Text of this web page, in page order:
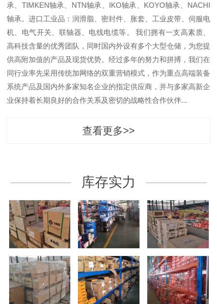
承、TIMKEN轴承、NTN轴承、IKO轴承、KOYO轴承、NACHI
轴承。进口工业品：润滑脂、密封件、胀套、工业皮带、伺服电
机、电气开关、联轴器、电线电缆等。 我们拥有一支高素质、
高科技含量的优秀团队，同时国内外设有多个大型仓储，为您提
供高附加值的产品及现货优势。经过多年的努力和拼搏，我们在
同行业率先采用传统加网络的双重营销模式，作为重点高端装备
系统产品及国内外多家知名企业的指定供应商，并与多家高新企
业保持着长期良好的合作关系及密切的战略性合作伙伴...
查看更多>>
库存实力